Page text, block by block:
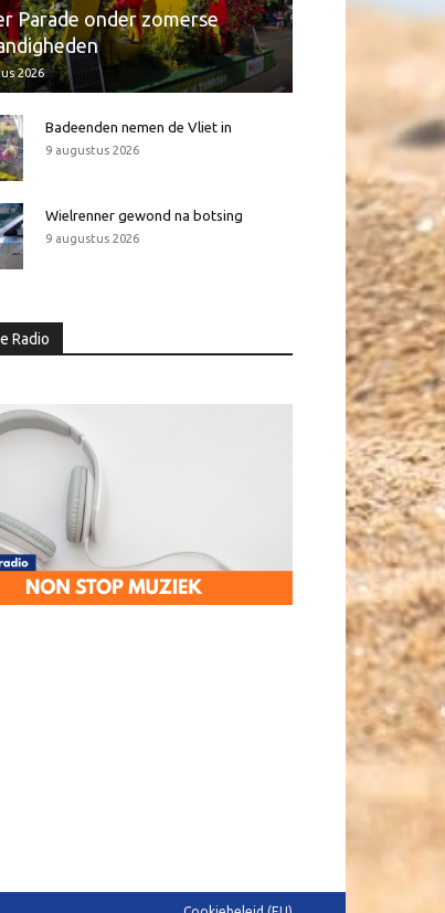
Parade onder zomerse
2026
Badeenden nemen de Vliet in
9 augustus 2026
Wielrenner gewond na botsing
9 augustus 2026
Radio